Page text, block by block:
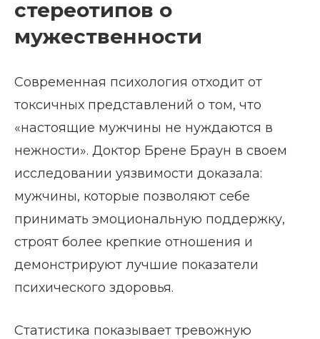
стереотипов о
мужественности
Современная психология отходит от
токсичных представлений о том, что
«настоящие мужчины не нуждаются в
нежности». Доктор Брене Браун в своем
исследовании уязвимости доказала:
мужчины, которые позволяют себе
принимать эмоциональную поддержку,
строят более крепкие отношения и
демонстрируют лучшие показатели
психического здоровья.
Статистика показывает тревожную